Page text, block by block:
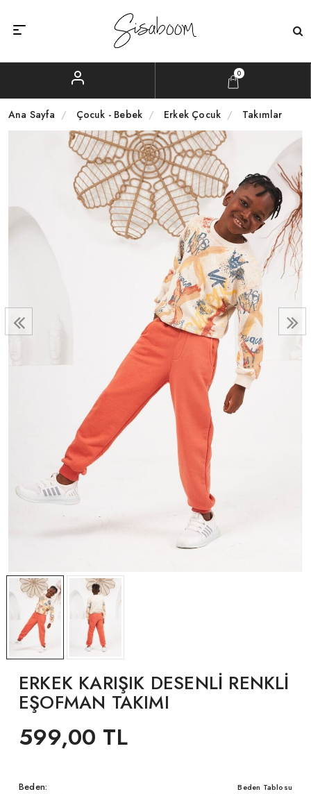
0
Ana Sayfa Çocuk - Bebek Erkek Çocuk Takımlar
ERKEK KARIŞIK DESENLİ RENKLİ
EŞOFMAN TAKIMI
599,00 TL
Beden: Beden Tablosu